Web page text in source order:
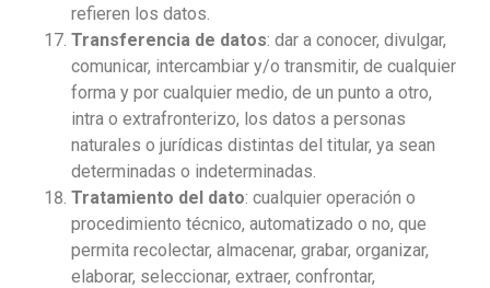
refieren los datos.
Transferencia de datos: dar a conocer, divulgar,
comunicar, intercambiar y/o transmitir, de cualquier
forma y por cualquier medio, de un punto a otro,
intra o extrafronterizo, los datos a personas
naturales o jurídicas distintas del titular, ya sean
determinadas o indeterminadas.
Tratamiento del dato: cualquier operación o
procedimiento técnico, automatizado o no, que
permita recolectar, almacenar, grabar, organizar,
elaborar, seleccionar, extraer, confrontar,